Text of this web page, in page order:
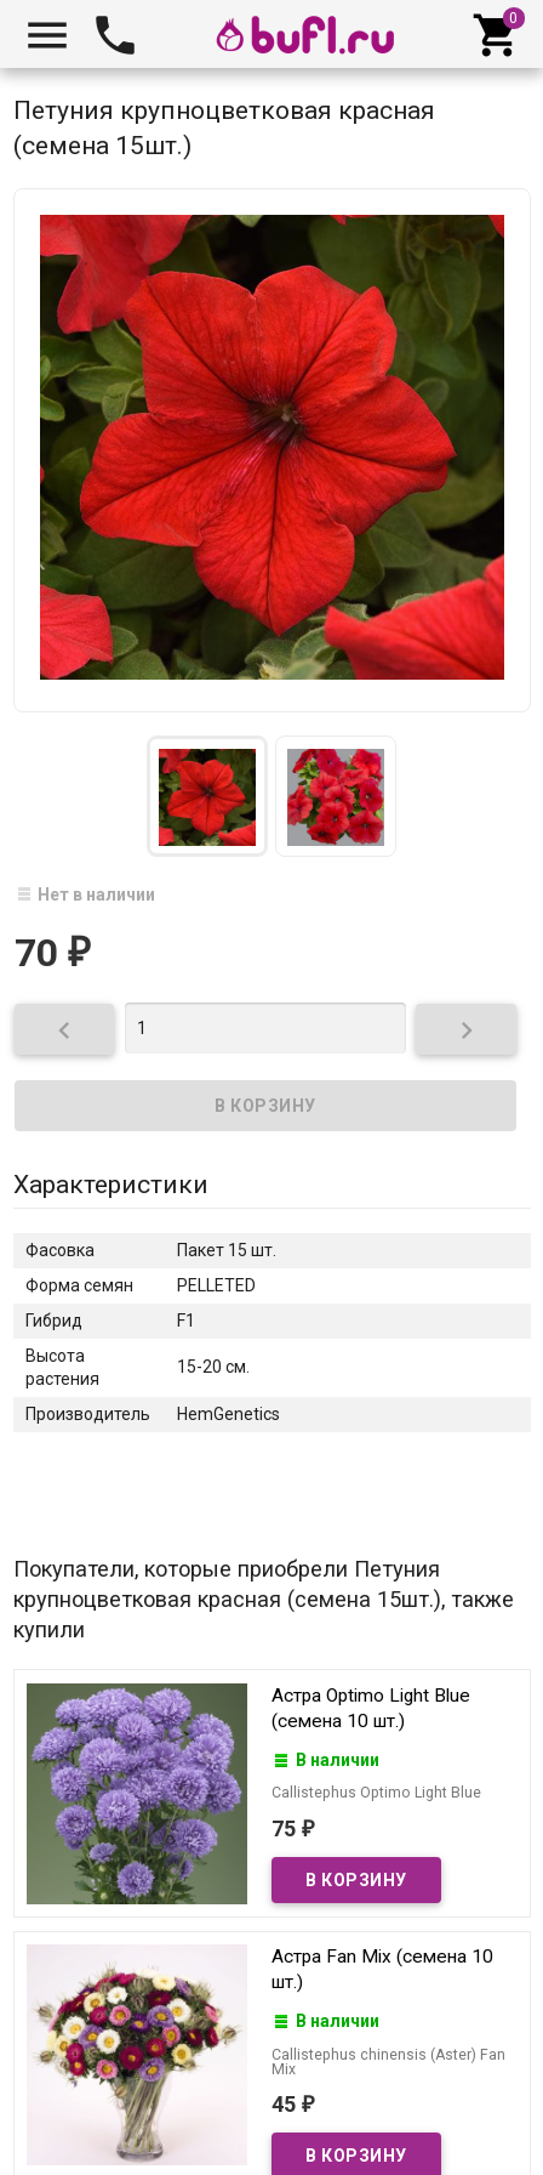
  
Петуния крупноцветковая красная
(семена 15шт.)
Нет в наличии
70 ₽
 
Характеристики
Фасовка
Пакет 15 шт.
Форма семян
PELLETED
Гибрид
F1
Высота
растения
15-20 см.
Производитель HemGenetics
Покупатели, которые приобрели Петуния
крупноцветковая красная (семена 15шт.), также
купили
Астра Optimo Light Blue
(семена 10 шт.)
В наличии
Callistephus Optimo Light Blue
75 ₽
Астра Fan Mix (семена 10
шт.)
В наличии
Callistephus chinensis (Aster) Fan
Mix
45 ₽